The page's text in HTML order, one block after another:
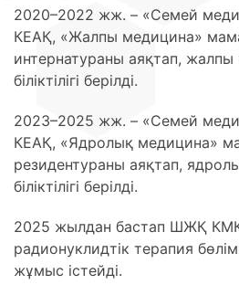
2020–2022 жж. – «Семей
КЕАҚ, «Жалпы медицина»
интернатураны аяқтап, жалпы
біліктілігі берілді.
2023–2025 жж. – «Семей
КЕАҚ, «Ядролық медицина»
резидентураны аяқтап,
біліктілігі берілді.
2025 жылдан бастап ШЖҚ
радионуклидтік терапия
жұмыс істейді.